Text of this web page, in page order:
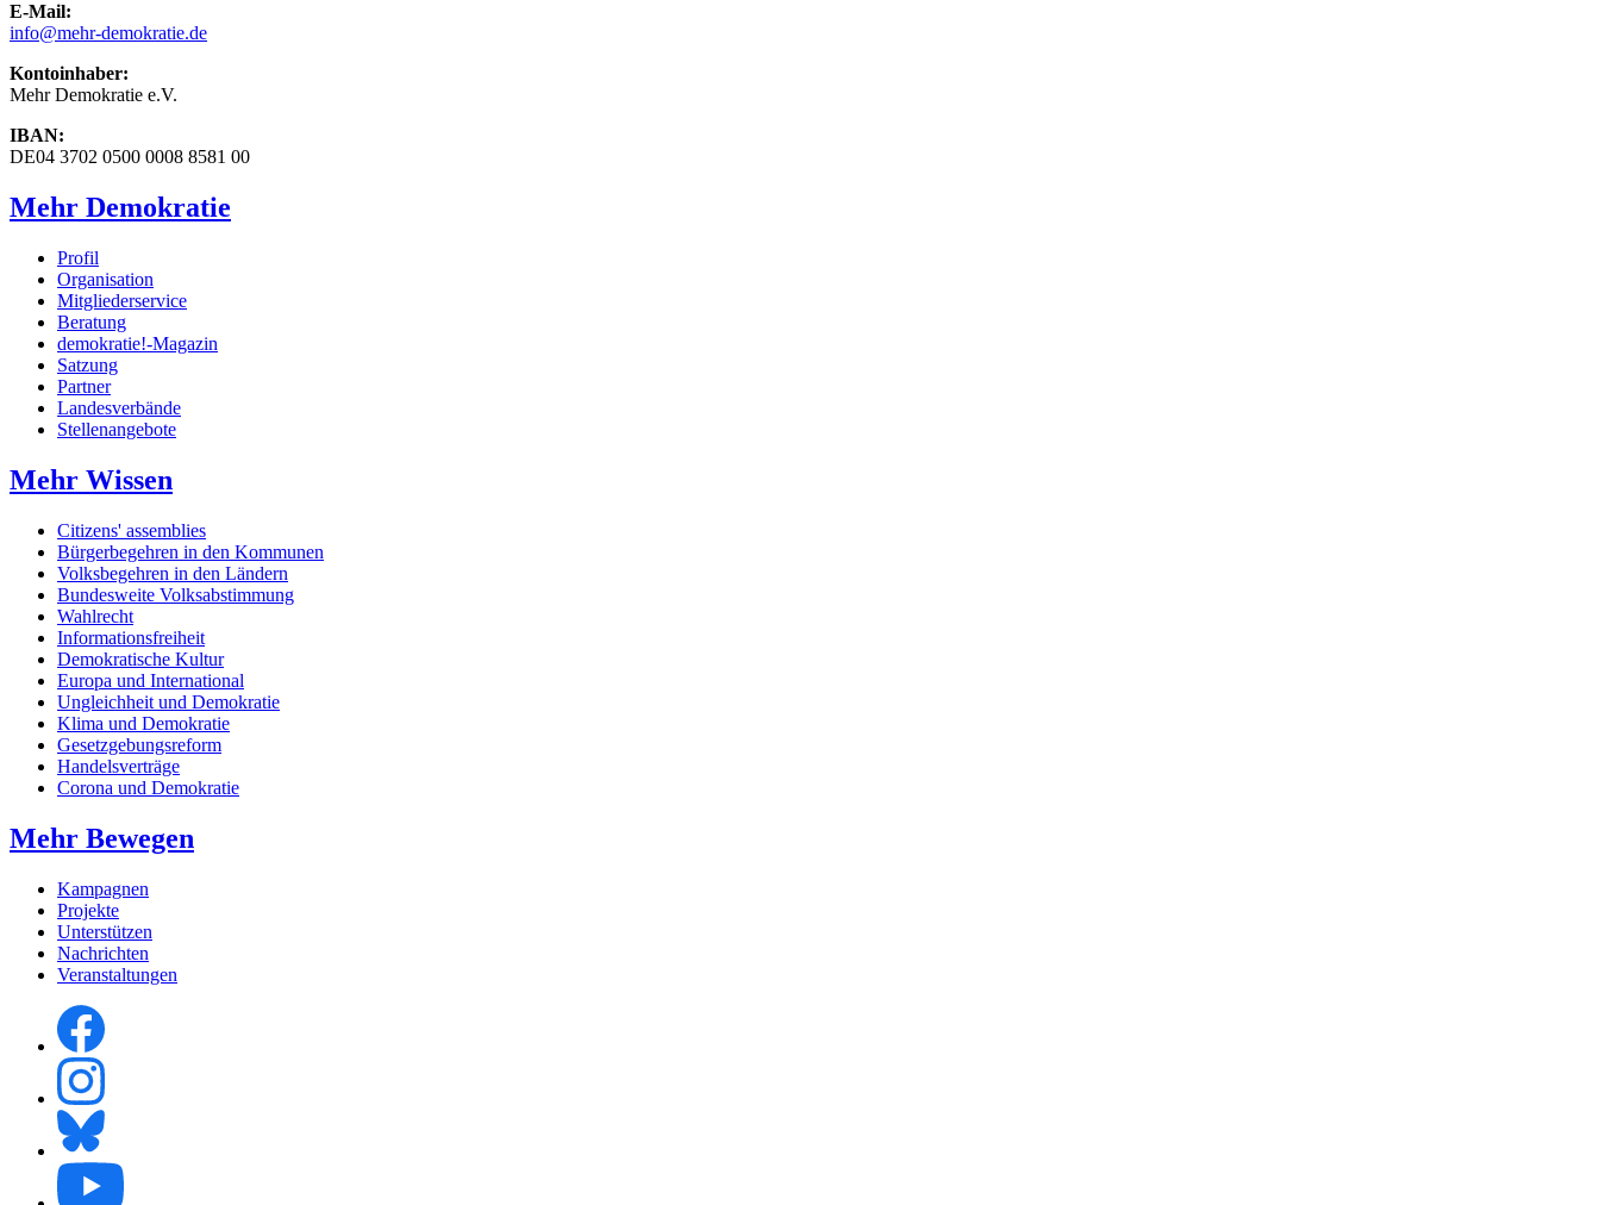
E-Mail:
info@mehr-demokratie.de
Kontoinhaber:
Mehr Demokratie e.V.
IBAN:
DE04 3702 0500 0008 8581 00
Mehr Demokratie
Profil
Organisation
Mitgliederservice
Beratung
demokratie!-Magazin
Satzung
Partner
Landesverbände
Stellenangebote
Mehr Wissen
Citizens' assemblies
Bürgerbegehren in den Kommunen
Volksbegehren in den Ländern
Bundesweite Volksabstimmung
Wahlrecht
Informationsfreiheit
Demokratische Kultur
Europa und International
Ungleichheit und Demokratie
Klima und Demokratie
Gesetzgebungsreform
Handelsverträge
Corona und Demokratie
Mehr Bewegen
Kampagnen
Projekte
Unterstützen
Nachrichten
Veranstaltungen